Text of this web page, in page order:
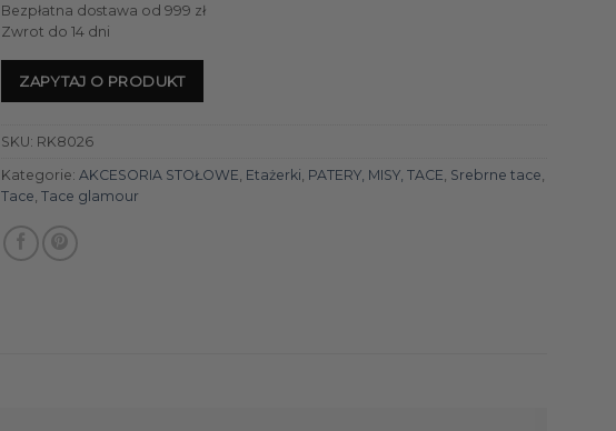
Bezpłatna dostawa od 999 zł
Zwrot do 14 dni
ZAPYTAJ O PRODUKT
SKU: RK8026
Kategorie:AKCESORIA STOŁOWE Etażerki PATERY, MISY, TACE Srebrne tace
Tace ,Tace glamour